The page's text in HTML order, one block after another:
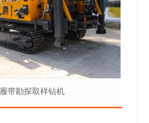
履带勘探取样钻机